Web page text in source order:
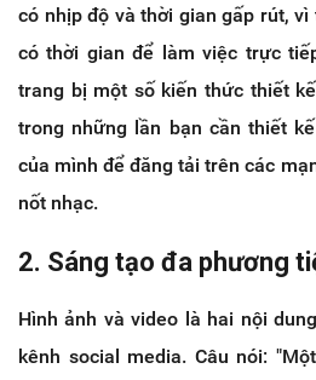
có nhịp độ và thời gian gấp rút,
có thời gian để làm việc trực
trang bị một số kiến thức thiết
trong những lần bạn cần thiết
của mình để đăng tải trên các
nốt nhạc.
2. Sáng tạo đa phương
Hình ảnh và video là hai nội
kênh social media. Câu nói: